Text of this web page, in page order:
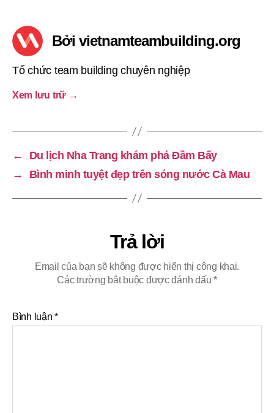
Bởi vietnamteambuilding.org
Tổ chức team building chuyên nghiệp
Xem lưu trữ →
←
Du lịch Nha Trang khám phá Đầm Bấy
→
Bình minh tuyệt đẹp trên sóng nước Cà Mau
Trả lời
Email của bạn sẽ không được hiển thị công khai.
Các trường bắt buộc được đánh dấu*
Bình luận*